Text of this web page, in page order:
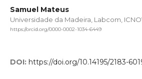
Samuel Mateus
Universidade da Madeira, Labcom,
https://orcid.org/0000-0002-1034-6449
DOI: https://doi.org/10.14195/2183-